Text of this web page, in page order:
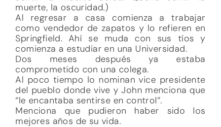
muerte, la oscuridad.)
Al regresar a casa comienza a trabajar
como vendedor de zapatos y lo refieren en
Springfield. Ahí se muda con sus tíos y
comienza a estudiar en una Universidad.
Dos meses después ya estaba
comprometido con una colega.
Al poco tiempo lo nominan vice presidente
del pueblo donde vive y John menciona que
“le encantaba sentirse en control”.
Menciona que pudieron haber sido los
mejores años de su vida.